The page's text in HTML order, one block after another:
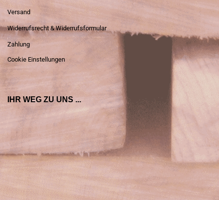
Versand
Widerrufsrecht & Widerrufsformular
Zahlung
Cookie Einstellungen
IHR WEG ZU UNS ...